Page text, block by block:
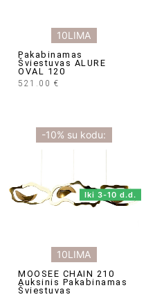
10LIMA
Pakabinamas
Šviestuvas ALURE
OVAL 120
521.00 €
10LIMA
-10% su kodu:
Iki 3-10 d.d.
MOOSEE CHAIN 210
Auksinis Pakabinamas
Šviestuvas